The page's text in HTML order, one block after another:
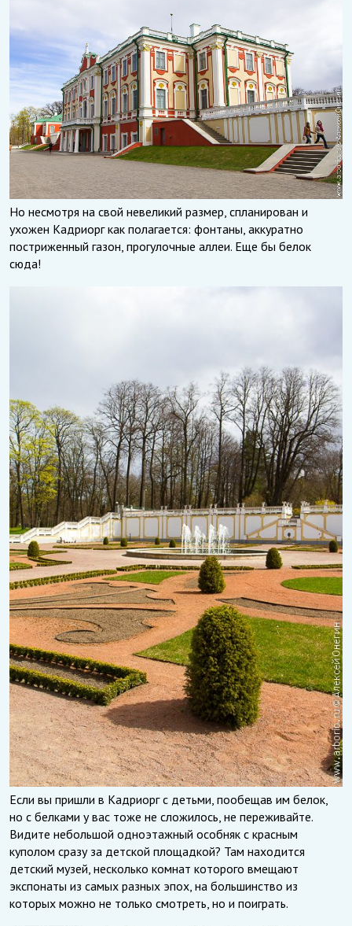
Но несмотря на свой невеликий размер, спланирован и
ухожен Кадриорг как полагается: фонтаны, аккуратно
постриженный газон, прогулочные аллеи. Еще бы белок
сюда!
Если вы пришли в Кадриорг с детьми, пообещав им белок,
но с белками у вас тоже не сложилось, не переживайте.
Видите небольшой одноэтажный особняк с красным
куполом сразу за детской площадкой? Там находится
детский музей, несколько комнат которого вмещают
экспонаты из самых разных эпох, на большинство из
которых можно не только смотреть, но и поиграть.